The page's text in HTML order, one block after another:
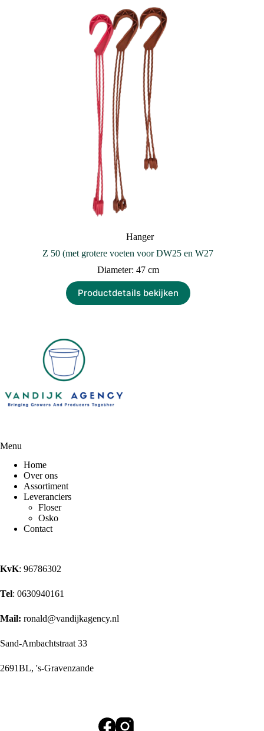
Hanger
Z 50 (met grotere voeten voor DW25 en W27
Diameter: 47 cm
Productdetails bekijken
Menu
Home
Over ons
Assortiment
Leveranciers
Floser
Osko
Contact
KvK: 96786302
Tel: 0630940161
Mail: ronald@vandijkagency.nl
Sand-Ambachtstraat 33
2691BL, 's-Gravenzande